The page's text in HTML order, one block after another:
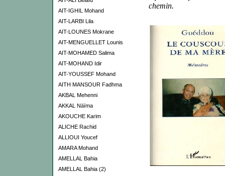
AIT-IGHIL Mohand
AIT-LARBI Lila
AIT-LOUNES Mokrane
AIT-MENGUELLET Lounis
AIT-MOHAMED Salima
AIT-MOHAND Idir
AIT-YOUSSEF Mohand
AITH MANSOUR Fadhma
AKBAL Mehenni
AKKAL Näïma
AKOUCHE Karim
ALICHE Rachid
ALLIOUI Youcef
AMARA Mohand
AMELLAL Bahia
AMELLAL Bahia (2)
chemin.